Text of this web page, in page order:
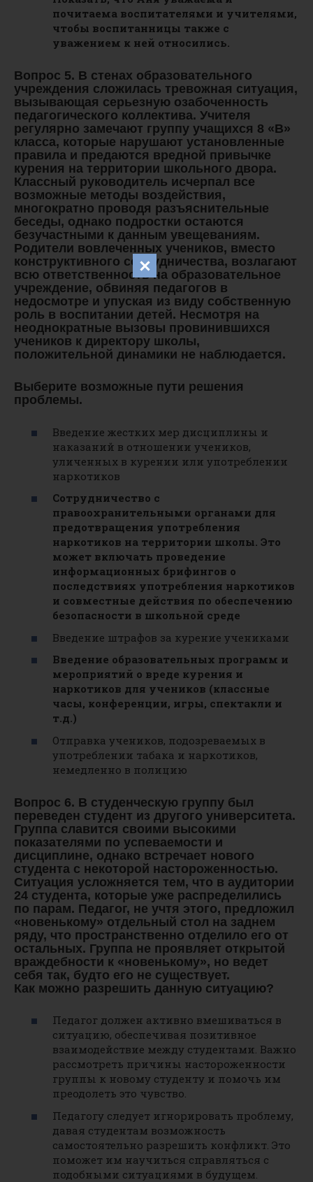
почитаема воспитателями и учителями,
чтобы воспитанницы также с
уважением к ней относились.
Вопрос 5. В стенах образовательного
учреждения сложилась тревожная ситуация,
вызывающая серьезную озабоченность
педагогического коллектива. Учителя
регулярно замечают группу учащихся 8 «В»
класса, которые нарушают установленные
правила и предаются вредной привычке
курения на территории школьного двора.
Классный руководитель исчерпал все
возможные методы воздействия,
многократно проводя разъяснительные
беседы, однако подростки остаются
безучастными к данным увещеваниям.
Родители вовлеченных учеников, вместо
конструктивного сотрудничества, возлагают
всю ответственность на образовательное
учреждение, обвиняя педагогов в
недосмотре и упуская из виду собственную
роль в воспитании детей. Несмотря на
неоднократные вызовы провинившихся
учеников к директору школы,
положительной динамики не наблюдается.
Выберите возможные пути решения
проблемы.
Введение жестких мер дисциплины и
наказаний в отношении учеников,
уличенных в курении или употреблении
наркотиков
Сотрудничество с
правоохранительными органами для
предотвращения употребления
наркотиков на территории школы. Это
может включать проведение
информационных брифингов о
последствиях употребления наркотиков
и совместные действия по обеспечению
безопасности в школьной среде
Введение штрафов за курение учениками
Введение образовательных программ и
мероприятий о вреде курения и
наркотиков для учеников (классные
часы, конференции, игры, спектакли и
т.д.)
Отправка учеников, подозреваемых в
употреблении табака и наркотиков,
немедленно в полицию
Вопрос 6. В студенческую группу был
переведен студент из другого университета.
Группа славится своими высокими
показателями по успеваемости и
дисциплине, однако встречает нового
студента с некоторой настороженностью.
Ситуация усложняется тем, что в аудитории
24 студента, которые уже распределились
по парам. Педагог, не учтя этого, предложил
«новенькому» отдельный стол на заднем
ряду, что пространственно отделило его от
остальных. Группа не проявляет открытой
враждебности к «новенькому», но ведет
себя так, будто его не существует.
Как можно разрешить данную ситуацию?
Педагог должен активно вмешиваться в
ситуацию, обеспечивая позитивное
взаимодействие между студентами. Важно
рассмотреть причины настороженности
группы к новому студенту и помочь им
преодолеть это чувство.
Педагогу следует игнорировать проблему,
давая студентам возможность
самостоятельно разрешить конфликт. Это
поможет им научиться справляться с
подобными ситуациями в будущем.